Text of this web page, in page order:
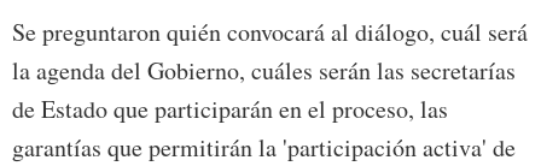
Se preguntaron quién convocará al diálogo, cuál será
la agenda del Gobierno, cuáles serán las secretarías
de Estado que participarán en el proceso, las
garantías que permitirán la 'participación activa' de